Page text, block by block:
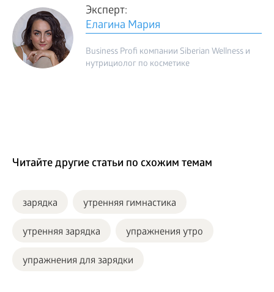
Эксперт:
Елагина Мария
Business Profi компании Siberian Wellness и
нутрициолог по косметике
Читайте другие статьи по схожим темам
зарядка утренняя гимнастика
утренняя зарядка упражнения утро
упражнения для зарядки